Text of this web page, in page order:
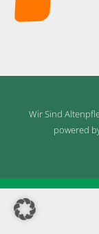
Wir Sind
powered